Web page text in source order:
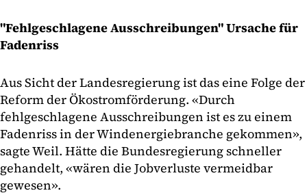
"Fehlgeschlagene Ausschreibungen" Ursache für
Fadenriss
Aus Sicht der Landesregierung ist das eine Folge der
Reform der Ökostromförderung. «Durch
fehlgeschlagene Ausschreibungen ist es zu einem
Fadenriss in der Windenergiebranche gekommen»,
sagte Weil. Hätte die Bundesregierung schneller
gehandelt, «wären die Jobverluste vermeidbar
gewesen».